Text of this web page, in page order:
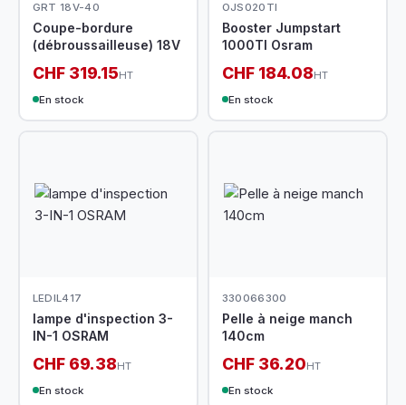
GRT 18V-40
Coupe-bordure
(débroussailleuse) 18V
CHF 319.15HT
En stock
OJS020TI
Booster Jumpstart
1000TI Osram
CHF 184.08HT
En stock
LEDIL417
lampe d'inspection 3-
IN-1 OSRAM
CHF 69.38HT
En stock
330066300
Pelle à neige manch
140cm
CHF 36.20HT
En stock